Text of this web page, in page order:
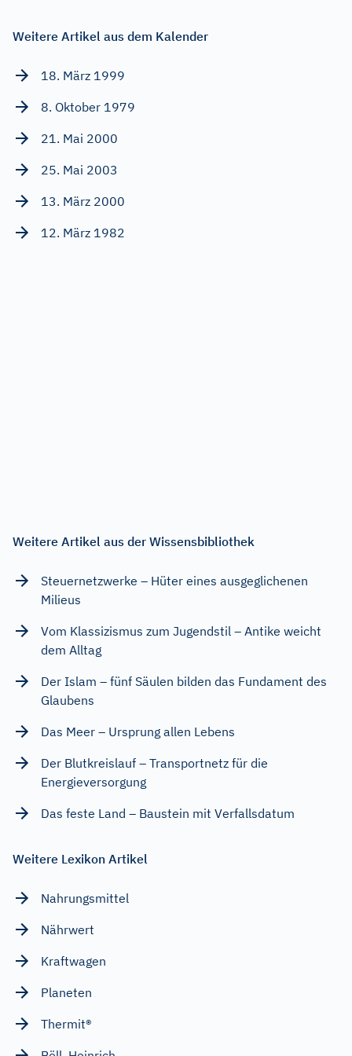
Weitere Artikel aus dem Kalender
18. März 1999
8. Oktober 1979
21. Mai 2000
25. Mai 2003
13. März 2000
12. März 1982
Weitere Artikel aus der Wissensbibliothek
Steuernetzwerke – Hüter eines ausgeglichenen
Milieus
Vom Klassizismus zum Jugendstil – Antike weicht
dem Alltag
Der Islam – fünf Säulen bilden das Fundament des
Glaubens
Das Meer – Ursprung allen Lebens
Der Blutkreislauf – Transportnetz für die
Energieversorgung
Das feste Land – Baustein mit Verfallsdatum
Weitere Lexikon Artikel
Nahrungsmittel
Nährwert
Kraftwagen
Planeten
Thermit®